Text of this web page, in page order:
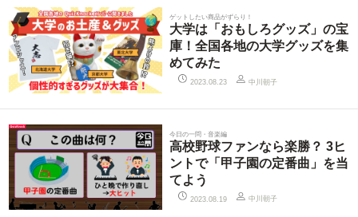
ゲットしたい商品がずらり！
大学は「おもしろグッズ」の宝
庫！全国各地の大学グッズを集
めてみた
2023.08.23 中川朝子
今日の一問・音楽編
高校野球ファンなら楽勝？ 3ヒ
ントで「甲子園の定番曲」を当
てよう
2023.08.19 中川朝子